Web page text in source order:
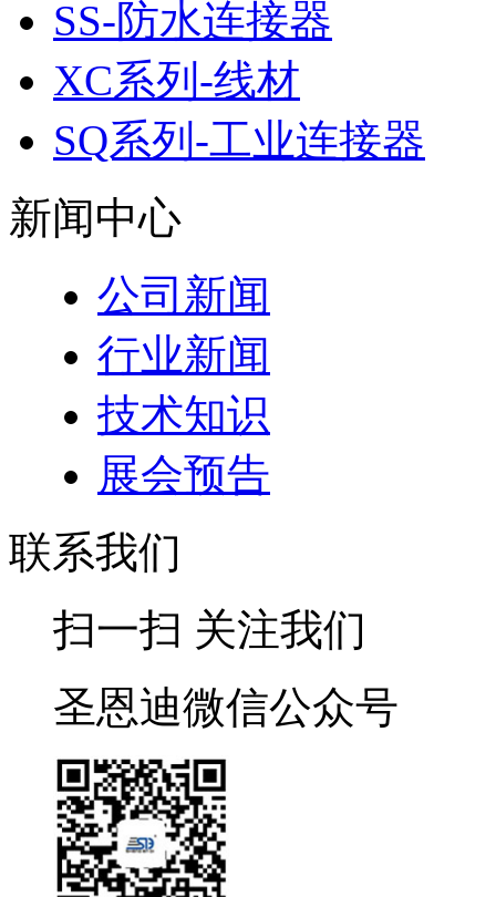
SS-防水连接器
XC系列-线材
SQ系列-工业连接器
新闻中心
公司新闻
行业新闻
技术知识
展会预告
联系我们
扫一扫 关注我们
圣恩迪微信公众号